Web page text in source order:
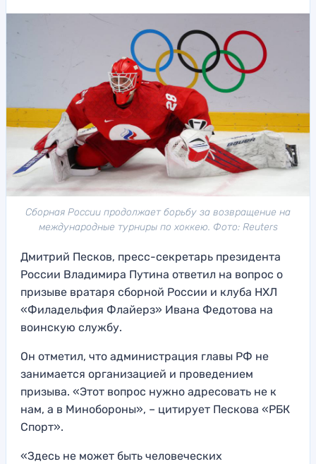
Сборная России продолжает борьбу за возвращение на
международные турниры по хоккею. Фото: Reuters
Дмитрий Песков, пресс-секретарь президента
России Владимира Путина ответил на вопрос о
призыве вратаря сборной России и клуба НХЛ
«Филадельфия Флайерз» Ивана Федотова на
воинскую службу.
Он отметил, что администрация главы РФ не
занимается организацией и проведением
призыва. «Этот вопрос нужно адресовать не к
нам, а в Минобороны», – цитирует Пескова «РБК
Спорт».
«Здесь не может быть человеческих